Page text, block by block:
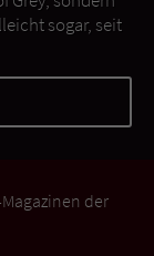
sogar, seit
der